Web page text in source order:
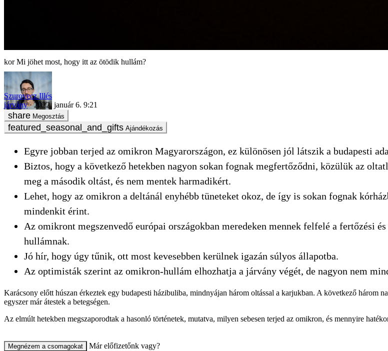
Mi jöhet most, hogy itt az ötödik hullám?
Szurovecz Illés
járvány
2022. január 6. 9:21
Megosztás
Ajándékozás
Egyre jobban terjed az omikron Magyarországon, ez különösen jól látszik a budapesti
Biztos, hogy a következő hetekben nagyon sokan fognak megfertőződni, közülük az
meg a második oltást, és nem mentek harmadikért.
Lehet, hogy az omikron a deltánál enyhébb tüneteket okoz, de így is sokan fognak
mindenkit érint.
Az omikront megszenvedő európai országokban meredeken mennek felfelé a fertőzési
hullámnak.
Jó hír, hogy úgy tűnik, ott most kevesebben kerülnek igazán súlyos állapotba.
Az optimisták szerint az omikron-hullám elhozhatja a járvány végét, de nagyon nem
Karácsony előtt húszan érkeztek egy budapesti házibuliba, mindnyájan három oltással a karjukban. A következő
egyszer már átestek a betegségen.
Az elmúlt hetekben megszaporodtak a hasonló történetek, mutatva, milyen sebesen terjed az omikron, és mennyire
Megnézem a csomagokat
Már előfizetőnk vagy?